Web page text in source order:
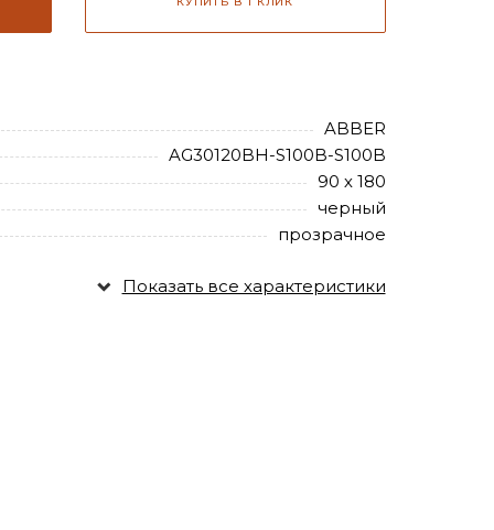
ABBER
AG30120BH-S100B-S100B
90 х 180
черный
прозрачное
Показать все характеристики